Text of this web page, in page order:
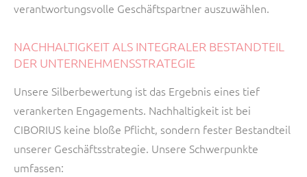
verantwortungsvolle Geschäftspartner auszuwählen.
NACHHALTIGKEIT ALS INTEGRALER BESTANDTEIL
DER UNTERNEHMENSSTRATEGIE
Unsere Silberbewertung ist das Ergebnis eines tief
verankerten Engagements. Nachhaltigkeit ist bei
CIBORIUS keine bloße Pflicht, sondern fester Bestandteil
unserer Geschäftsstrategie. Unsere Schwerpunkte
umfassen: